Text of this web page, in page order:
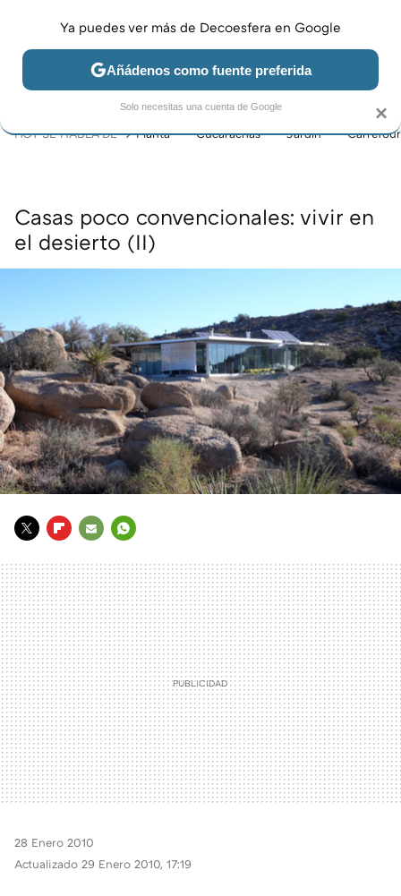
JARDÍN Y TERRAZA SALÓN DORMITORIO COCINA
HOY SE HABLA DE Planta Cucarachas Jardín Carrefour
Casas poco convencionales: vivir en
el desierto (II)
MAIL
28 Enero 2010
Actualizado 29 Enero 2010, 17:19
×
Ya puedes ver más de Decoesfera en Google
Añádenos como fuente preferida
Solo necesitas una cuenta de Google